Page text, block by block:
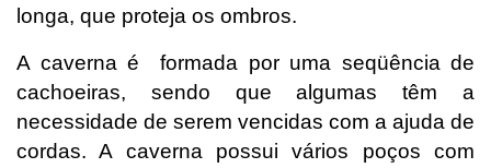
longa, que proteja os ombros.
A caverna é formada por uma seqüência de
cachoeiras, sendo que algumas têm a
necessidade de serem vencidas com a ajuda de
cordas. A caverna possui vários poços com